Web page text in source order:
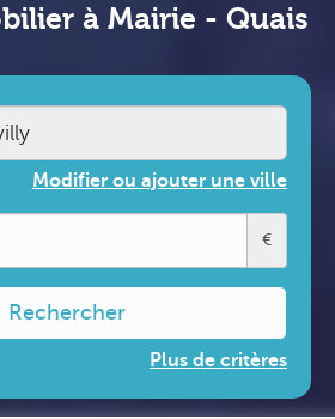
à Mairie - Quais
Modifier ou ajouter une ville
€
Rechercher
Plus de critères